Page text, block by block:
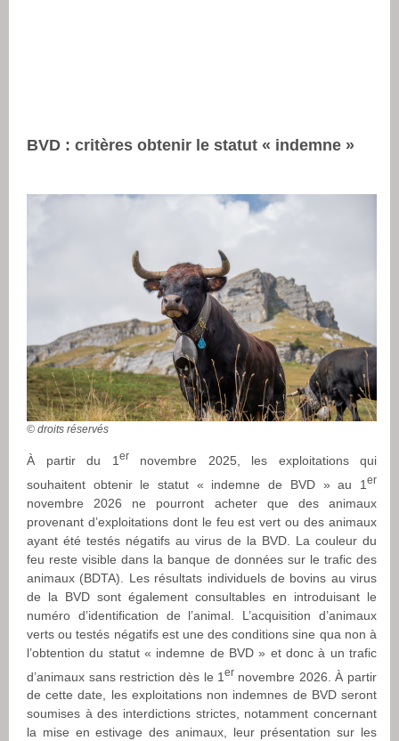
BVD : critères obtenir le statut « indemne »
© droits réservés
À partir du 1 er
novembre 2025, les exploitations qui
souhaitent obtenir le statut « indemne de BVD » au 1 er
novembre 2026 ne pourront acheter que des animaux
provenant d’exploitations dont le feu est vert ou des animaux
ayant été testés négatifs au virus de la BVD. La couleur du
feu reste visible dans la banque de données sur le trafic des
animaux (BDTA). Les résultats individuels de bovins au virus
de la BVD sont également consultables en introduisant le
numéro d’identification de l’animal. L’acquisition d’animaux
verts ou testés négatifs est une des conditions sine qua non à
l’obtention du statut « indemne de BVD » et donc à un trafic
d’animaux sans restriction dès le 1er novembre 2026. À partir
de cette date, les exploitations non indemnes de BVD seront
soumises à des interdictions strictes, notamment concernant
la mise en estivage des animaux, leur présentation sur les